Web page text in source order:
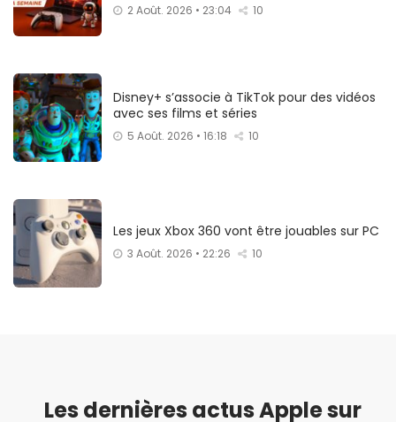
2 Août. 2026 • 23:04 10
Disney+ s’associe à TikTok pour des vidéos
avec ses films et séries
5 Août. 2026 • 16:18 10
Les jeux Xbox 360 vont être jouables sur PC
3 Août. 2026 • 22:26 10
Les dernières actus Apple sur